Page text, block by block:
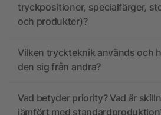
tryckpositioner, specialfärger,
och produkter)?
Vilken tryckteknik används och
den sig från andra?
Vad betyder priority? Vad är
jämfört med